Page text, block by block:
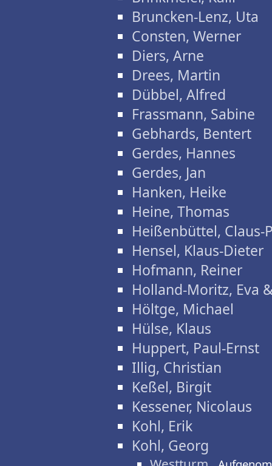
Bruncken-Lenz, Uta
Consten, Werner
Diers, Arne
Drees, Martin
Dübbel, Alfred
Frassmann, Sabine
Gebhards, Bentert
Gerdes, Hannes
Gerdes, Jan
Hanken, Heike
Heine, Thomas
Heißenbüttel, Claus-
Hensel, Klaus-Dieter
Hofmann, Reiner
Holland-Moritz, Eva
Höltge, Michael
Hülse, Klaus
Huppert, Paul-Ernst
Illig, Christian
Keßel, Birgit
Kessener, Nicolaus
Kohl, Erik
Kohl, Georg